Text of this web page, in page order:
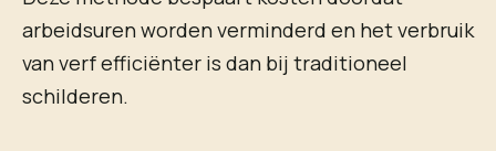
arbeidsuren worden verminderd en het verbruik
van verf efficiënter is dan bij traditioneel
schilderen.